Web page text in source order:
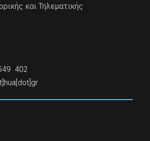
και Τηλεματικής
402